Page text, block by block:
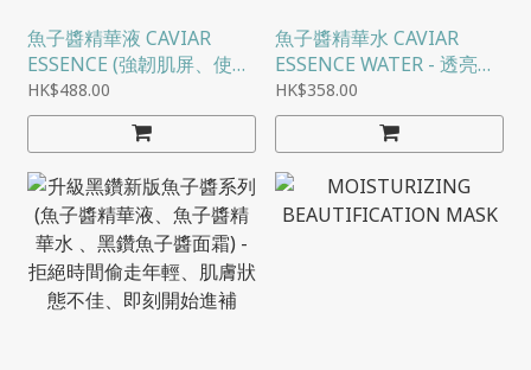
魚子醬精華液 CAVIAR
ESSENCE (強韌肌屏、使皮
膚柔嫩、光潔、細緻)
HK$488.00
魚子醬精華水 CAVIAR
ESSENCE WATER - 透亮鮮
活肌膚，光采時刻透亮
HK$358.00